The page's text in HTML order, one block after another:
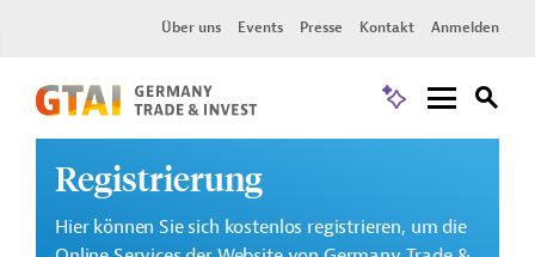
Über uns Events Presse Kontakt Anmelden
Registrierung
Hier können Sie sich kostenlos registrieren, um die